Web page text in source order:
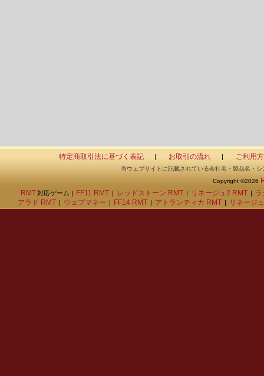
特定商取引法に基づく表記 | お取引の流れ | ご利用
当ウェブサイトに記載されている会社名・製品名・
Copyright ©2026
RMT対応ゲーム | FF11 RMT | レッドストーン RMT | リネージュ2 RMT | ラ
アラド RMT | ウェブマネー | FF14 RMT | アトランティカ RMT | リネージ